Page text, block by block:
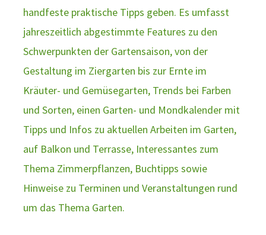
handfeste praktische Tipps geben. Es umfasst
jahreszeitlich abgestimmte Features zu den
Schwerpunkten der Gartensaison, von der
Gestaltung im Ziergarten bis zur Ernte im
Kräuter- und Gemüsegarten, Trends bei Farben
und Sorten, einen Garten- und Mondkalender mit
Tipps und Infos zu aktuellen Arbeiten im Garten,
auf Balkon und Terrasse, Interessantes zum
Thema Zimmerpflanzen, Buchtipps sowie
Hinweise zu Terminen und Veranstaltungen rund
um das Thema Garten.